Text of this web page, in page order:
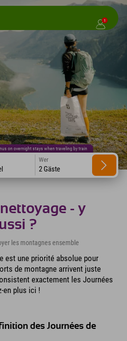
1
on overnight stays when traveling by train
Wer
2 Gäste
- y
?
les montagnes ensemble
est une priorité absolue pour
de montagne arrivent juste
exactement les Journées
en plus ici !
des Journées de